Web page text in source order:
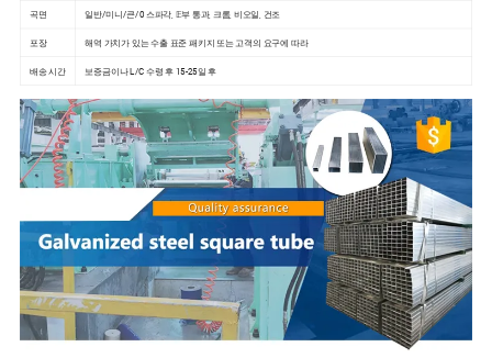
곡면 일반/미니/큰/0 스파각, 𝔼부 통과, 크롬, 비오일, 건조
포장 해역 가치가 있는 수출 표준 패키지 또는 고객의 요구에 따라
배송 시간 보증금이나 L/C 수령 후 15-25일 후